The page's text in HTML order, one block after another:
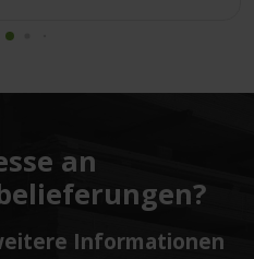
an
Informationen